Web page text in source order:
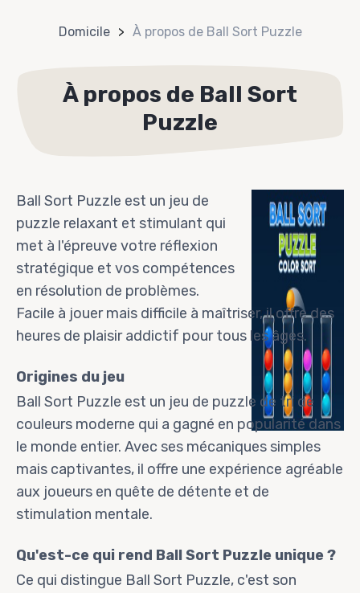
Domicile À propos de Ball Sort Puzzle
À propos de Ball Sort
Puzzle
Ball Sort Puzzle est un jeu de
puzzle relaxant et stimulant qui
met à l'épreuve votre réflexion
stratégique et vos compétences
en résolution de problèmes.
Facile à jouer mais difficile à maîtriser, il offre des
heures de plaisir addictif pour tous les âges.
Origines du jeu
Ball Sort Puzzle est un jeu de puzzle de tri de
couleurs moderne qui a gagné en popularité dans
le monde entier. Avec ses mécaniques simples
mais captivantes, il offre une expérience agréable
aux joueurs en quête de détente et de
stimulation mentale.
Qu'est-ce qui rend Ball Sort Puzzle unique ?
Ce qui distingue Ball Sort Puzzle, c'est son